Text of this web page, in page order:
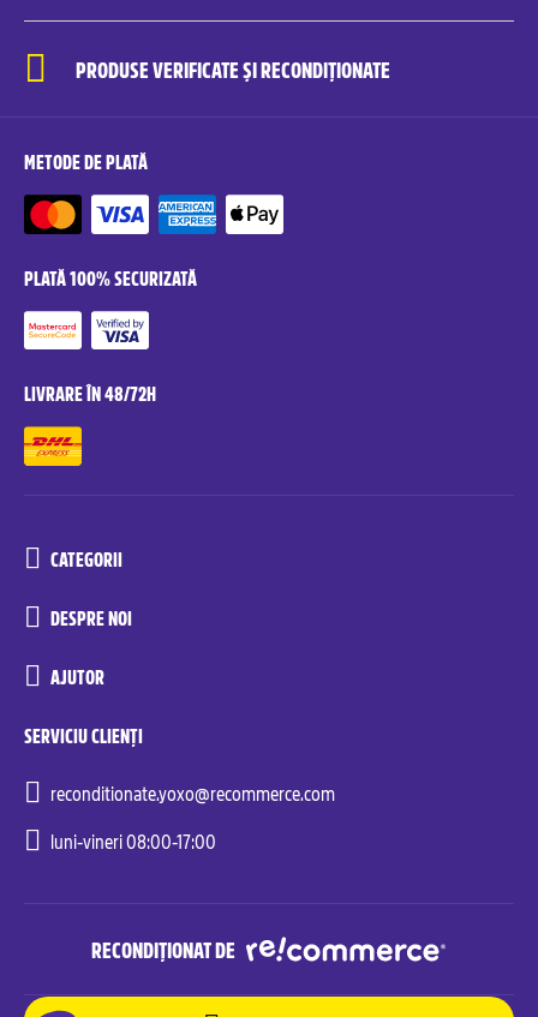
PRODUSE VERIFICATE ȘI RECONDIȚIONATE
METODE DE PLATĂ
PLATĂ 100% SECURIZATĂ
LIVRARE ÎN 48/72H
CATEGORII
DESPRE NOI
AJUTOR
SERVICIU CLIENȚI
reconditionate.yoxo@recommerce.com
luni-vineri 08:00-17:00
RECONDIȚIONAT DE